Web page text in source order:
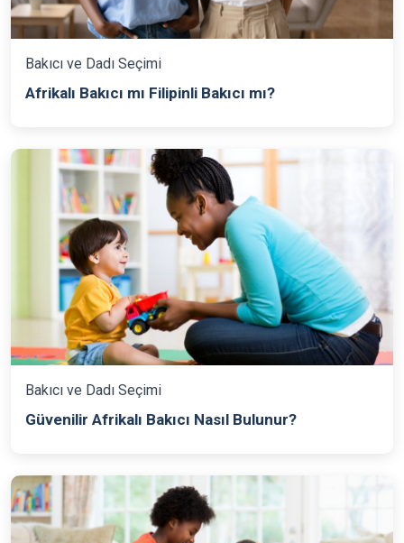
Bakıcı ve Dadı Seçimi
Afrikalı Bakıcı mı Filipinli Bakıcı mı?
Bakıcı ve Dadı Seçimi
Güvenilir Afrikalı Bakıcı Nasıl Bulunur?